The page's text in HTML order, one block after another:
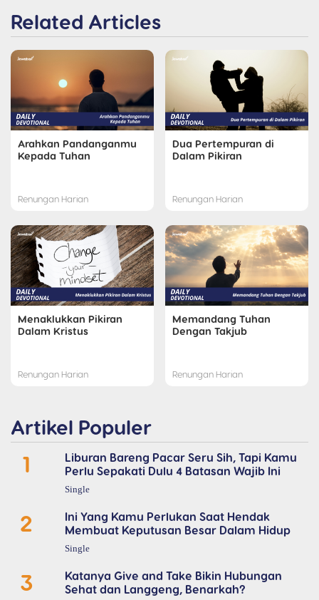
Related Articles
Arahkan Pandanganmu
Kepada Tuhan
Renungan Harian
Dua Pertempuran di
Dalam Pikiran
Renungan Harian
Menaklukkan Pikiran
Dalam Kristus
Renungan Harian
Memandang Tuhan
Dengan Takjub
Renungan Harian
Artikel Populer
1
Liburan Bareng Pacar Seru Sih, Tapi Kamu
Perlu Sepakati Dulu 4 Batasan Wajib Ini
Single
2
Ini Yang Kamu Perlukan Saat Hendak
Membuat Keputusan Besar Dalam Hidup
Single
3
Katanya Give and Take Bikin Hubungan
Sehat dan Langgeng, Benarkah?